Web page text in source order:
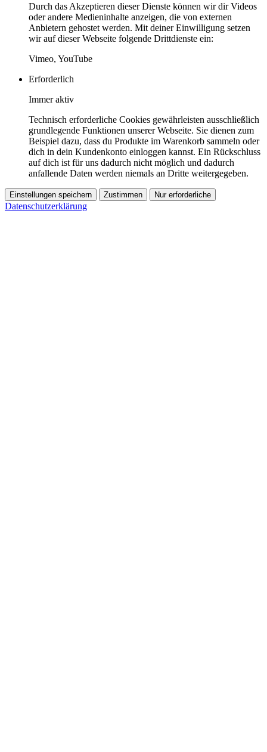
Durch das Akzeptieren dieser Dienste können wir dir Videos
oder andere Medieninhalte anzeigen, die von externen
Anbietern gehostet werden. Mit deiner Einwilligung setzen
wir auf dieser Webseite folgende Drittdienste ein:
Vimeo, YouTube
Erforderlich
Immer aktiv
Technisch erforderliche Cookies gewährleisten ausschließlich
grundlegende Funktionen unserer Webseite. Sie dienen zum
Beispiel dazu, dass du Produkte im Warenkorb sammeln oder
dich in dein Kundenkonto einloggen kannst. Ein Rückschluss
auf dich ist für uns dadurch nicht möglich und dadurch
anfallende Daten werden niemals an Dritte weitergegeben.
Einstellungen speichern Zustimmen Nur erforderliche
Datenschutzerklärung